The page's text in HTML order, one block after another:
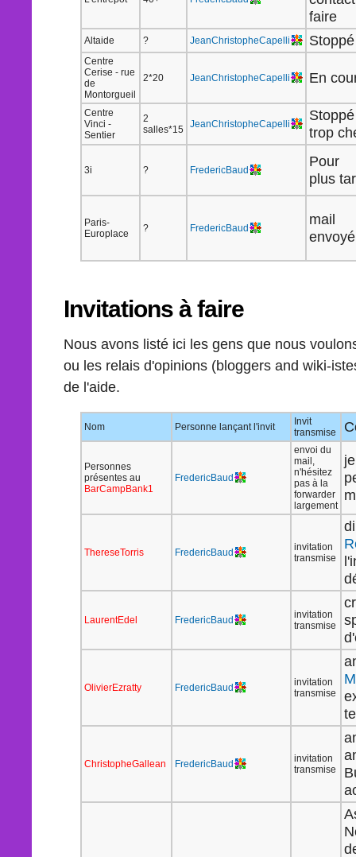
faire
Altaide ? JeanChristopheCapelli Stoppé
Centre
Cerise - rue
de
Montorgueil
2*20 JeanChristopheCapelli En
Centre
Vinci -
Sentier
2
salles*15 JeanChristopheCapelli
trop
3i ? FredericBaud
Pour
plus
Paris-
Europlace
? FredericBaud
mail
envoyé
Invitations à faire
Nous avons listé ici les gens que nous
ou les relais d'opinions (bloggers and wiki-
de l'aide.
Nom Personne lançant l'invit
Invit
transmise
Personnes
présentes au
BarCampBank1
FredericBaud
envoi du
mail,
n'hésitez
pas à la
forwarder
largement
ThereseTorris FredericBaud
invitation
transmise
LaurentEdel FredericBaud
invitation
transmise
OlivierEzratty FredericBaud
invitation
transmise
ChristopheGallean FredericBaud
invitation
transmise